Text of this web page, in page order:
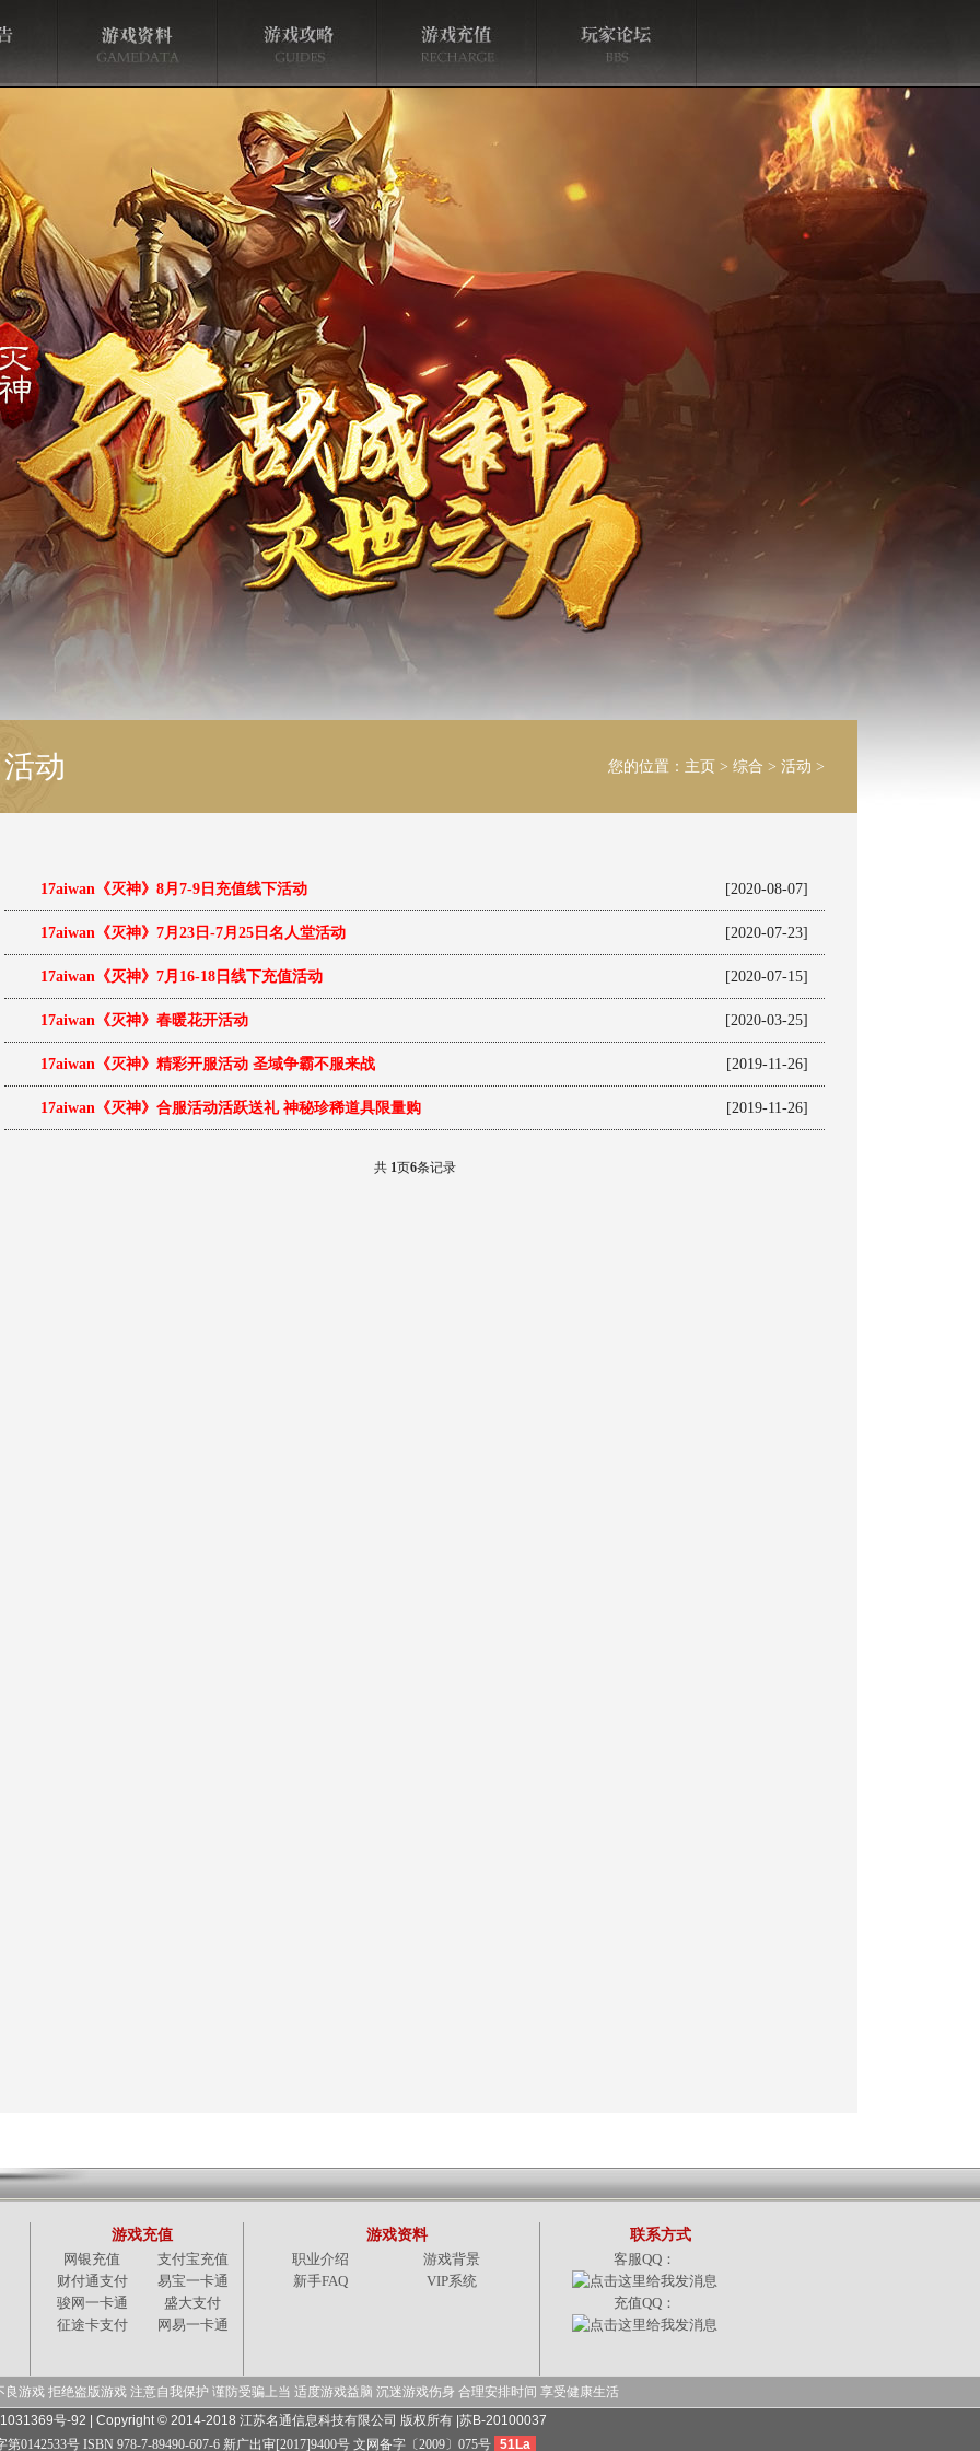
活动 您的位置： 主页 > 综合 > 活动 >
[2020-08-07]
17aiwan《灭神》8月7-9日充值线下活动
[2020-07-23]
17aiwan《灭神》7月23日-7月25日名人堂活动
[2020-07-15]
17aiwan《灭神》7月16-18日线下充值活动
[2020-03-25]
17aiwan《灭神》春暖花开活动
[2019-11-26]
17aiwan《灭神》精彩开服活动 圣域争霸不服来战
[2019-11-26]
17aiwan《灭神》合服活动活跃送礼 神秘珍稀道具限量购
共 1页6条记录
游戏充值
网银充值
支付宝充值
财付通支付
易宝一卡通
骏网一卡通
盛大支付
征途卡支付
网易一卡通
游戏资料
职业介绍
游戏背景
新手FAQ
VIP系统
联系方式
客服QQ：
充值QQ：
游戏 拒绝盗版游戏 注意自我保护 谨防受骗上当 适度游戏益脑 沉迷游戏伤身 合理安排时间 享受健康生活
号-92 | Copyright © 2014-2018 江苏名通信息科技有限公司 版权所有 | 苏B-20100037
第0142533号 ISBN 978-7-89490-607-6 新广出审[2017]9400号 文网备字〔2009〕075号 51La